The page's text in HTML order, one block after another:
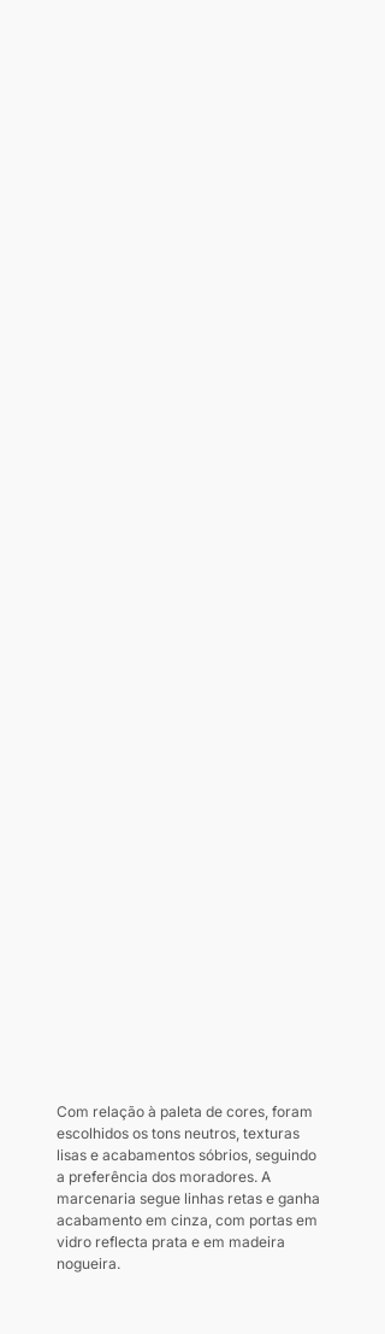
Com relação à paleta de cores, foram
escolhidos os tons neutros, texturas
lisas e acabamentos sóbrios, seguindo
a preferência dos moradores. A
marcenaria segue linhas retas e ganha
acabamento em cinza, com portas em
vidro reflecta prata e em madeira
nogueira.